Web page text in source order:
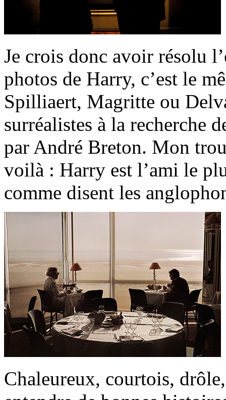
Je crois donc avoir résolu
photos de Harry, c’est le
Spilliaert, Magritte ou
surréalistes à la recherche
par André Breton. Mon
voilà : Harry est l’ami le
comme disent les
Chaleureux, courtois,